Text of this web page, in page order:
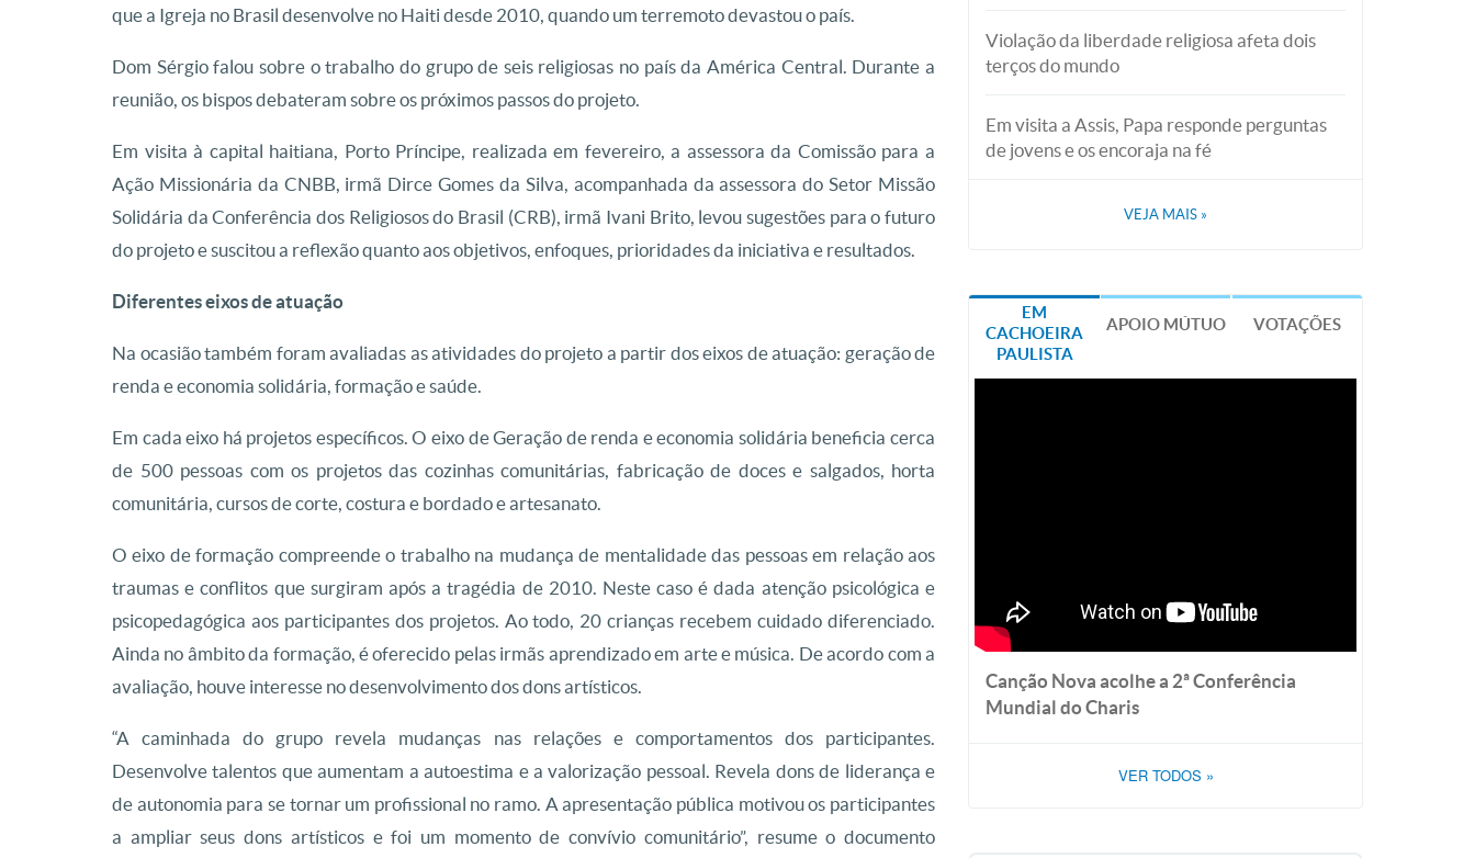
que a Igreja no Brasil desenvolve no Haiti desde 2010, quando um terremoto devastou o país.
Dom Sérgio falou sobre o trabalho do grupo de seis religiosas no país da América Central. Durante a
reunião, os bispos debateram sobre os próximos passos do projeto.
Em visita à capital haitiana, Porto Príncipe, realizada em fevereiro, a assessora da Comissão para a
Ação Missionária da CNBB, irmã Dirce Gomes da Silva, acompanhada da assessora do Setor Missão
Solidária da Conferência dos Religiosos do Brasil (CRB), irmã Ivani Brito, levou sugestões para o futuro
do projeto e suscitou a reflexão quanto aos objetivos, enfoques, prioridades da iniciativa e resultados.
Diferentes eixos de atuação
Na ocasião também foram avaliadas as atividades do projeto a partir dos eixos de atuação: geração de
renda e economia solidária, formação e saúde.
Em cada eixo há projetos específicos. O eixo de Geração de renda e economia solidária beneficia cerca
de 500 pessoas com os projetos das cozinhas comunitárias, fabricação de doces e salgados, horta
comunitária, cursos de corte, costura e bordado e artesanato.
O eixo de formação compreende o trabalho na mudança de mentalidade das pessoas em relação aos
traumas e conflitos que surgiram após a tragédia de 2010. Neste caso é dada atenção psicológica e
psicopedagógica aos participantes dos projetos. Ao todo, 20 crianças recebem cuidado diferenciado.
Ainda no âmbito da formação, é oferecido pelas irmãs aprendizado em arte e música. De acordo com a
avaliação, houve interesse no desenvolvimento dos dons artísticos.
“A caminhada do grupo revela mudanças nas relações e comportamentos dos participantes.
Desenvolve talentos que aumentam a autoestima e a valorização pessoal. Revela dons de liderança e
de autonomia para se tornar um profissional no ramo. A apresentação pública motivou os participantes
a ampliar seus dons artísticos e foi um momento de convívio comunitário”, resume o documento
Violação da liberdade religiosa afeta dois
terços do mundo
Em visita a Assis, Papa responde perguntas
de jovens e os encoraja na fé
VEJA MAIS »
EM
CACHOEIRA
PAULISTA
APOIO MÚTUO VOTAÇÕES
Canção Nova acolhe a 2ª Conferência
Mundial do Charis
VER TODOS »